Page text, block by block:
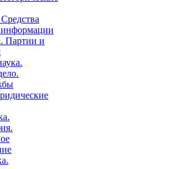
информации
Партии и